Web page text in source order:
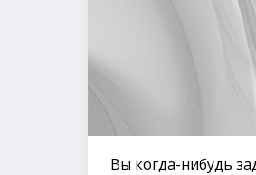
Вы когда-нибудь